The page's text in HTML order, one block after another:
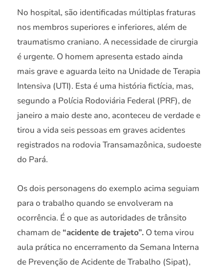
No hospital, são identificadas múltiplas fraturas
nos membros superiores e inferiores, além de
traumatismo craniano. A necessidade de cirurgia
é urgente. O homem apresenta estado ainda
mais grave e aguarda leito na Unidade de Terapia
Intensiva (UTI). Esta é uma história fictícia, mas,
segundo a Polícia Rodoviária Federal (PRF), de
janeiro a maio deste ano, aconteceu de verdade e
tirou a vida seis pessoas em graves acidentes
registrados na rodovia Transamazônica, sudoeste
do Pará.
Os dois personagens do exemplo acima seguiam
para o trabalho quando se envolveram na
ocorrência. É o que as autoridades de trânsito
chamam de “acidente de trajeto”. O tema virou
aula prática no encerramento da Semana Interna
de Prevenção de Acidente de Trabalho (Sipat),